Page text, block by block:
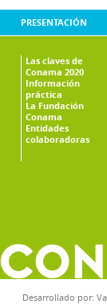
PRESENTACIÓN
Las claves de
Conama 2020
Información
práctica
La Fundación
Conama
Entidades
colaboradoras
Desarrollado por: